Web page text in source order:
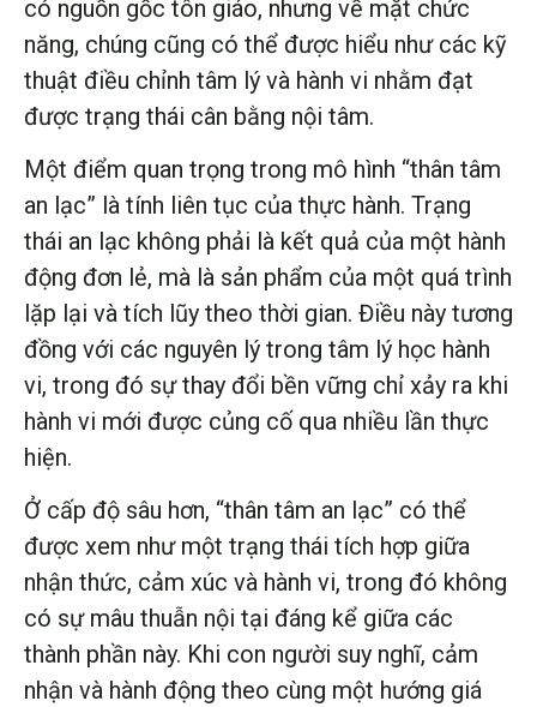
có nguồn gốc tôn giáo, nhưng về mặt chức
năng, chúng cũng có thể được hiểu như các kỹ
thuật điều chỉnh tâm lý và hành vi nhằm đạt
được trạng thái cân bằng nội tâm.
Một điểm quan trọng trong mô hình “thân tâm
an lạc” là tính liên tục của thực hành. Trạng
thái an lạc không phải là kết quả của một hành
động đơn lẻ, mà là sản phẩm của một quá trình
lặp lại và tích lũy theo thời gian. Điều này tương
đồng với các nguyên lý trong tâm lý học hành
vi, trong đó sự thay đổi bền vững chỉ xảy ra khi
hành vi mới được củng cố qua nhiều lần thực
hiện.
Ở cấp độ sâu hơn, “thân tâm an lạc” có thể
được xem như một trạng thái tích hợp giữa
nhận thức, cảm xúc và hành vi, trong đó không
có sự mâu thuẫn nội tại đáng kể giữa các
thành phần này. Khi con người suy nghĩ, cảm
nhận và hành động theo cùng một hướng giá